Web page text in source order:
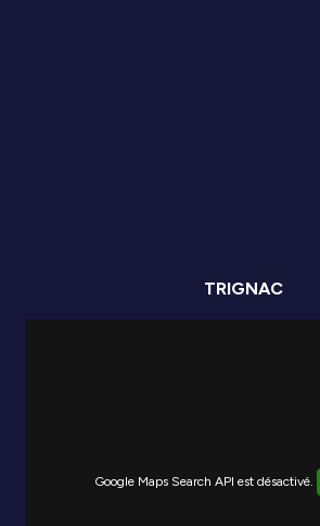
TRIGNAC
Google Maps Search API est désactivé.